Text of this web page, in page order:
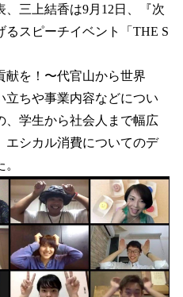
三上結香は9月12日、『次
スピーチイベント「THE S
献を！〜代官山から世界
立ちや事業内容などについ
、学生から社会人まで幅広
エシカル消費についてのデ